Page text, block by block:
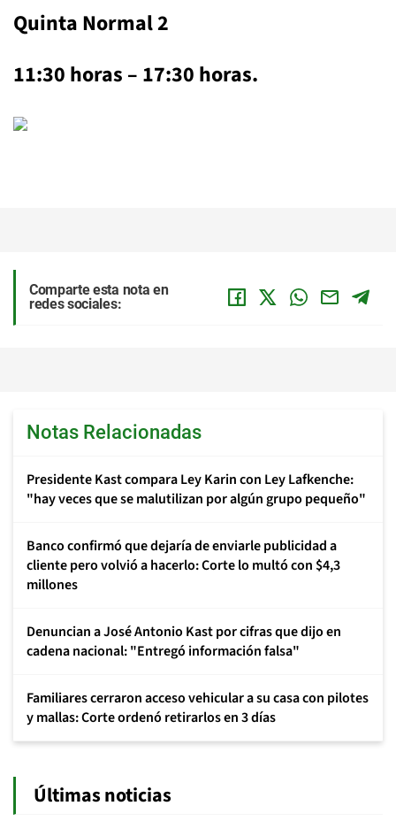
Quinta Normal 2
11:30 horas – 17:30 horas.
Comparte esta nota en
redes sociales:
Notas Relacionadas
Presidente Kast compara Ley Karin con Ley Lafkenche:
"hay veces que se malutilizan por algún grupo pequeño"
Banco confirmó que dejaría de enviarle publicidad a
cliente pero volvió a hacerlo: Corte lo multó con $4,3
millones
Denuncian a José Antonio Kast por cifras que dijo en
cadena nacional: "Entregó información falsa"
Familiares cerraron acceso vehicular a su casa con pilotes
y mallas: Corte ordenó retirarlos en 3 días
Últimas noticias